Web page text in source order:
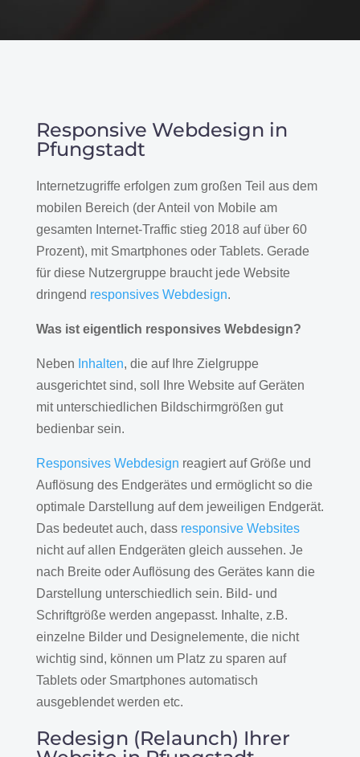
Responsive Webdesign in
Pfungstadt
Internetzugriffe erfolgen zum großen Teil aus dem
mobilen Bereich (der Anteil von Mobile am
gesamten Internet-Traffic stieg 2018 auf über 60
Prozent), mit Smartphones oder Tablets. Gerade
für diese Nutzergruppe braucht jede Website
dringend responsives Webdesign.
Was ist eigentlich responsives Webdesign?
Neben Inhalten, die auf Ihre Zielgruppe
ausgerichtet sind, soll Ihre Website auf Geräten
mit unterschiedlichen Bildschirmgrößen gut
bedienbar sein.
Responsives Webdesign reagiert auf Größe und
Auflösung des Endgerätes und ermöglicht so die
optimale Darstellung auf dem jeweiligen Endgerät.
Das bedeutet auch, dass responsive Websites
nicht auf allen Endgeräten gleich aussehen. Je
nach Breite oder Auflösung des Gerätes kann die
Darstellung unterschiedlich sein. Bild- und
Schriftgröße werden angepasst. Inhalte, z.B.
einzelne Bilder und Designelemente, die nicht
wichtig sind, können um Platz zu sparen auf
Tablets oder Smartphones automatisch
ausgeblendet werden etc.
Redesign (Relaunch) Ihrer